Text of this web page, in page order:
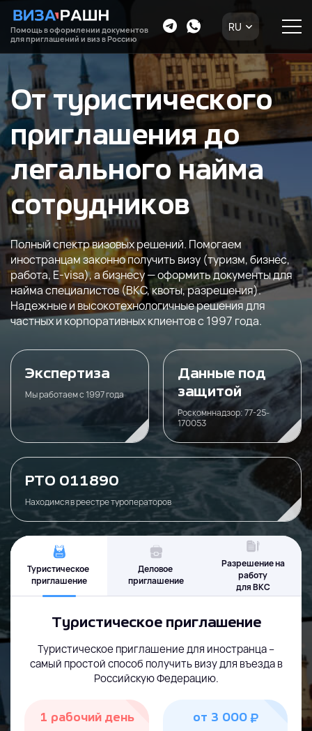
Помощь в оформлении документов
для приглашений и виз в Россию
RU
От туристического
приглашения до
легального найма
сотрудников
Полный спектр визовых решений. Помогаем
иностранцам законно получить визу (туризм, бизнес,
работа, E-visa), а бизнесу — оформить документы для
найма специалистов (ВКС, квоты, разрешения).
Надежные и высокотехнологичные решения для
частных и корпоративных клиентов с 1997 года.
Экспертиза
Мы работаем с 1997 года
Данные под
защитой
Роскомннадзор: 77-25-
170053
РТО 011890
Находимся в реестре туроператоров
Туристическое
приглашение
Деловое
приглашение
Разрешение на
работу
для ВКС
Туристическое приглашение
Туристическое приглашение для иностранца –
самый простой способ получить визу для въезда в
Российскую Федерацию.
1 рабочий день от 3 000 ₽